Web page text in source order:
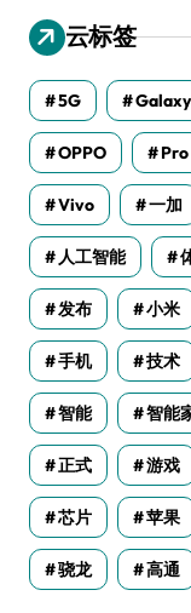
云标签
5G Galaxy
OPPO Pro
Vivo 一加
人工智能
发布 小米
手机 技术
智能 智能
正式 游戏
芯片 苹果
骁龙 高通